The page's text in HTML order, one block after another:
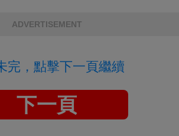
ADVERTISEMENT
完，點擊下一頁繼續
下一頁